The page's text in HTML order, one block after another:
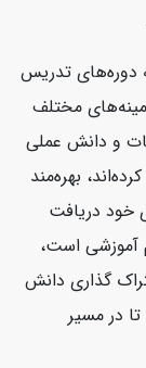
تدریس
مختلف
و دانش عملی
بهره‌مند
خود دریافت
است،
گذاری دانش
در مسیر